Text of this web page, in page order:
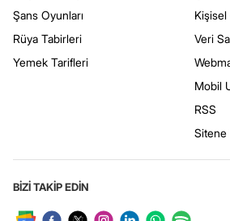
Şans Oyunları
Rüya Tabirleri
Yemek Tarifleri
Kişisel
Veri
Mobil
RSS
Sitene
BİZİ TAKİP EDİN